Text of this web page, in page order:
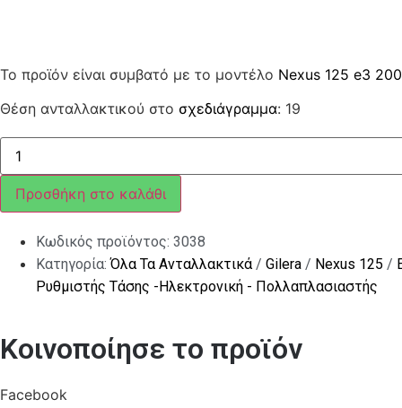
Το προϊόν είναι συμβατό με το μοντέλο Nexus 125 e3
Θέση ανταλλακτικού στο σχεδιάγραμμα: 19
ΡΟΔΕΛΛΑ
ποσότητα
Προσθήκη στο καλάθι
Κωδικός προϊόντος: 3038
Κατηγορία:Όλα Τα Ανταλλακτικά/ Gilera / Nexus 125 /
Ρυθμιστής Τάσης -Ηλεκτρονική - Πολλαπλασιαστής
Κοινοποίησε το προϊόν
Facebook